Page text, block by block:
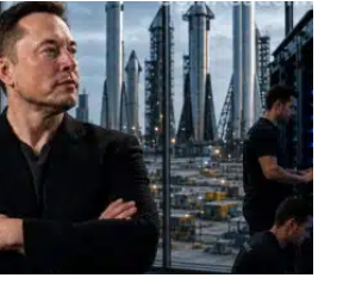
7,8 milliards de dollars de